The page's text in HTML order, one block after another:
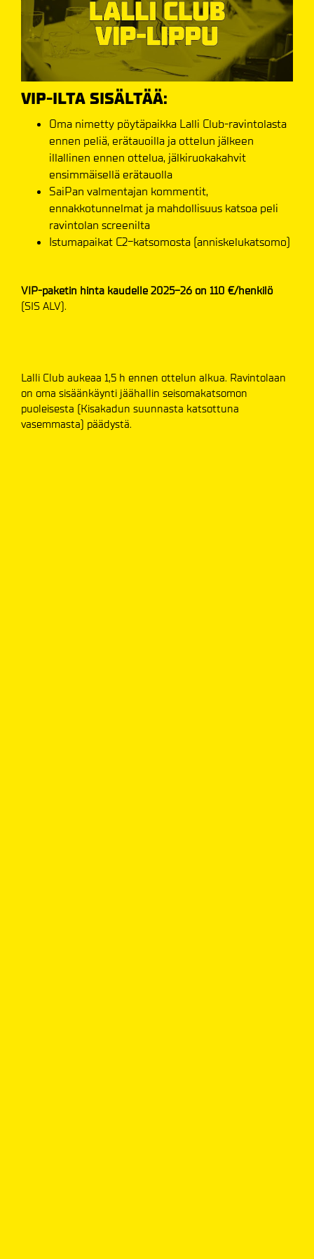
VIP-ILTA SISÄLTÄÄ:
Oma nimetty pöytäpaikka Lalli Club-ravintolasta
ennen peliä, erätauoilla ja ottelun jälkeen
illallinen ennen ottelua, jälkiruokakahvit
ensimmäisellä erätauolla
SaiPan valmentajan kommentit,
ennakkotunnelmat ja mahdollisuus katsoa peli
ravintolan screenilta
​​​​​​​Istumapaikat C2-katsomosta (anniskelukatsomo)
VIP-paketin hinta kaudelle 2025-26 on 110 €/henkilö
(SIS ALV).
Lalli Club aukeaa 1,5 h ennen ottelun alkua. Ravintolaan
on oma sisäänkäynti jäähallin seisomakatsomon
puoleisesta (Kisakadun suunnasta katsottuna
vasemmasta) päädystä.